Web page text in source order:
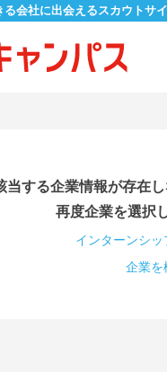
る会社に出会えるスカウトサ
当する企業情報が存在
再度企業を選択
インターンシ
企業を